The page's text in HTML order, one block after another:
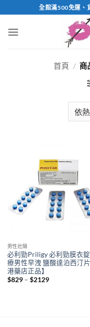
to
content
全館滿500免運、
首頁 / 商
男性壯陽
必利勁Priligy 必利勁膜衣
療男性早洩 鹽酸達泊西汀
港藥店正品】
$829 – $2129Price